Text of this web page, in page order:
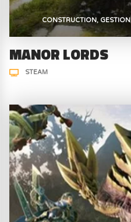
CONSTRUCTION GESTION
MANOR LORDS
STEAM